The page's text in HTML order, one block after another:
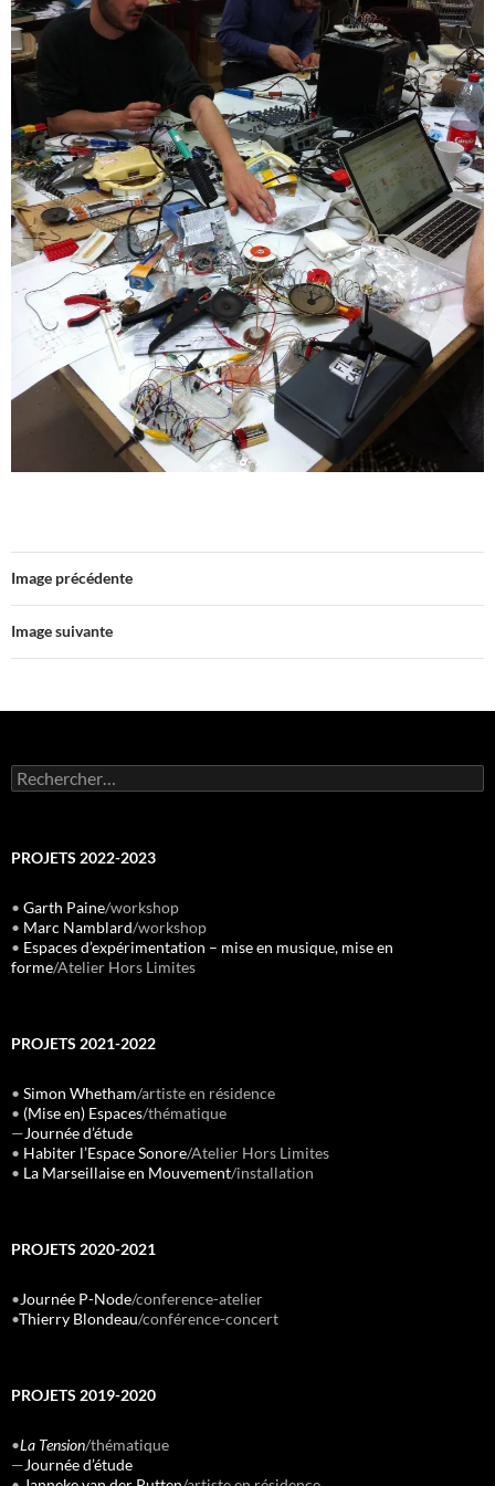
Image précédente
Image suivante
Rechercher :
PROJETS 2022-2023
• Garth Paine/workshop
• Marc Namblard/workshop
• Espaces d’expérimentation – mise en musique, mise en
forme/Atelier Hors Limites
PROJETS 2021-2022
• Simon Whetham/artiste en résidence
• (Mise en) Espaces/thématique
—Journée d’étude
• Habiter l’Espace Sonore/Atelier Hors Limites
• La Marseillaise en Mouvement/installation
PROJETS 2020-2021
•Journée P-Node/conference-atelier
•Thierry Blondeau/conférence-concert
PROJETS 2019-2020
•La Tension/thématique
—Journée d’étude